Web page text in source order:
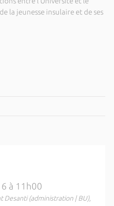
la jeunesse insulaire et de ses
à 11h00
Desanti (administration | BU),